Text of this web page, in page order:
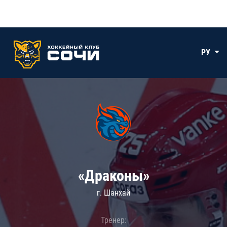
РУ
«Драконы»
г. Шанхай
Тренер: